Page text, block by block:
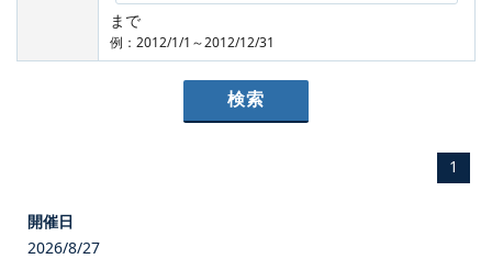
まで
例：2012/1/1～2012/12/31
1
2026/8/27